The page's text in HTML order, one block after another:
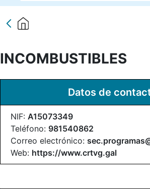
INCOMBUSTIBLES
Datos de
NIF: A15073349
Teléfono: 981540862
Correo electrónico:
Web: https://www.crtvg.gal